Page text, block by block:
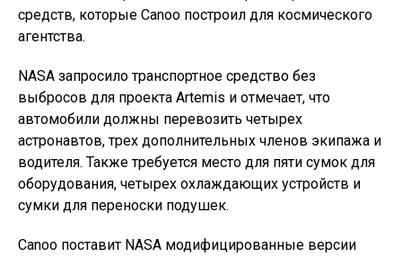
средств, которые Canoo построил для космического
агентства.
NASA запросило транспортное средство без
выбросов для проекта Artemis и отмечает, что
автомобили должны перевозить четырех
астронавтов, трех дополнительных членов экипажа и
водителя. Также требуется место для пяти сумок для
оборудования, четырех охлаждающих устройств и
сумки для переноски подушек.
Canoo поставит NASA модифицированные версии